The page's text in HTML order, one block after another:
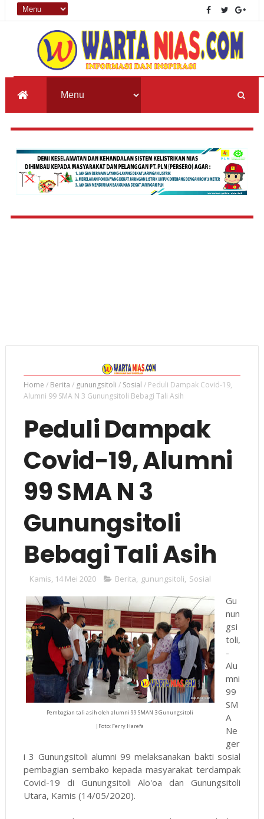
Home / Berita / gunungsitoli / Sosial / Peduli Dampak Covid-19,
Alumni 99 SMA N 3 Gunungsitoli Bebagi Tali Asih
Peduli Dampak
Covid-19, Alumni
99 SMA N 3
Gunungsitoli
Bebagi Tali Asih
Kamis, 14 Mei 2020 Berita, gunungsitoli, Sosial
Pembagian tali asih oleh alumni 99 SMAN 3 Gunungsitoli
|Foto: Ferry Harefa
Gu
nun
gsi
toli,
-
Alu
mni
99
SM
A
Ne
ger
i 3 Gunungsitoli alumni 99 melaksanakan bakti sosial
pembagian sembako kepada masyarakat terdampak
Covid-19 di Gunungsitoli Alo'oa dan Gunungsitoli
Utara, Kamis (14/05/2020).